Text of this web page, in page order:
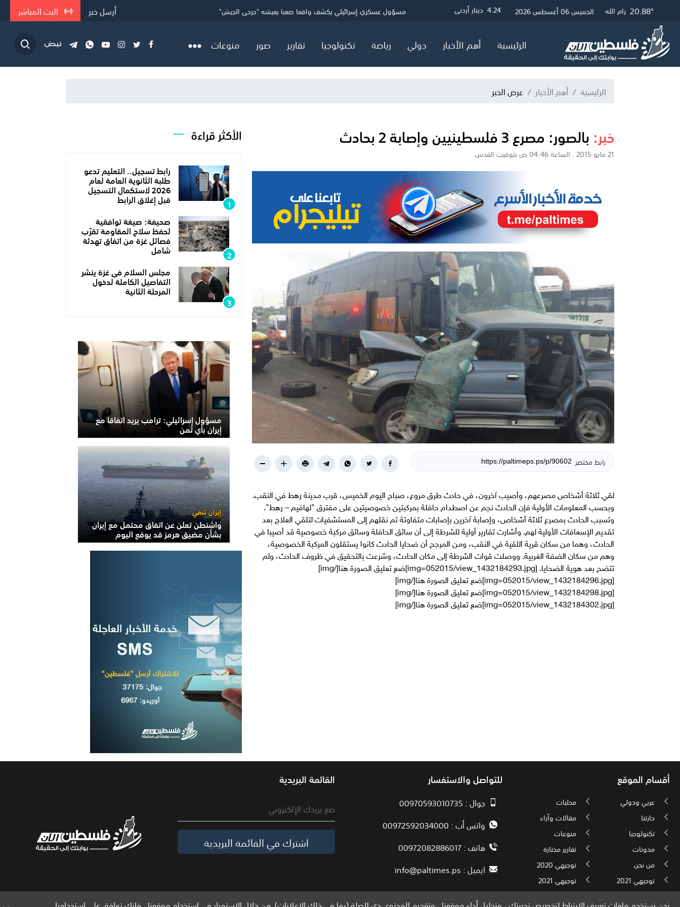
26.72° غزة 21.12° القدس 20.88° رام الله الخميس 06 أغسطس 2026 3 دولار أمريكي4.05 جنيه إسترليني 4.24 دينار أردني بعد الأزمة.. إنفانتينو يعقد اجتماعا طارئا مع كبار مسؤولي "الفيفا" في ا...
الاحتلال يفرج عن 24 أسيرًا من غزة
مسؤول عسكري إسرائيلي يكشف واقعا صعبا يعيشه "جرحى الجيش" أرسل خبر البث المباشر
الرئيسية أهم الأخبار دولي رياضة تكنولوجيا تقارير صور منوعات
الرئيسية أهم الأخبار عرض الخبر
خبر: بالصور: مصرع 3 فلسطينيين وإصابة 2 بحادث
21 مايو 2015 . الساعة 04:46 ص بتوقيت القدس
رابط مختصر
لقي ثلاثة أشخاص مصرعهم، وأصيب آخرون، في حادث طرق مروع، صباح اليوم الخميس، قرب مدينة رهط في النقب.
وبحسب المعلومات الأولية فإن الحادث نجم عن اصطدام حافلة بمركبتين خصوصيتين على مفترق "لهافيم – رهط".
وتسبب الحادث بمصرع ثلاثة أشخاص، وإصابة آخرين بإصابات متفاوتة تم نقلهم إلى المستشفيات لتلقي العلاج بعد
تقديم الإسعافات الأولية لهم. وأشارت تقارير أولية للشرطة إلى أن سائق الحافلة وسائق مركبة خصوصية قد أصيبا في
الحادث، وهما من سكان قرية اللقية في النقب، ومن المرجح أن ضحايا الحادث كانوا يستقلون المركبة الخصوصية،
وهم من سكان الضفة الغربية. ووصلت قوات الشرطة إلى مكان الحادث، وشرعت بالتحقيق في ظروف الحادث، ولم
تتضح بعد هوية الضحايا. [img=052015/view_1432184293.jpg]ضع تعليق الصورة هنا[/img]
[img=052015/view_1432184296.jpg]ضع تعليق الصورة هنا[/img]
[img=052015/view_1432184298.jpg]ضع تعليق الصورة هنا[/img]
[img=052015/view_1432184302.jpg]ضع تعليق الصورة هنا[/img]
الأكثر قراءة
رابط تسجيل.. التعليم تدعو
طلبة الثانوية العامة لعام
2026 لاستكمال التسجيل
قبل إغلاق الرابط
صحيفة: صيغة توافقية
لحفظ سلاح المقاومة تقرّب
فصائل غزة من اتفاق تهدئة
شامل
مجلس السلام فى غزة ينشر
التفاصيل الكاملة لدخول
المرحلة الثانية
مسؤول إسرائيلي: ترامب يريد اتفاقا مع
إيران بأي ثمن
إيران تنفي
واشنطن تعلن عن اتفاق محتمل مع إيران
بشأن مضيق هرمز قد يوقع اليوم
أقسام الموقع
عربي ودولي
محليات
حارتنا
مقالات وآراء
تكنولوجيا
منوعات
مدونات
تقارير مختارة
من نحن
توجيهي 2020
توجيهي 2021
توجيهي 2021
للتواصل والاستفسار
جوال : 00970593010735
واتس أب : 00972592034000
هاتف : 00972082886017
ايميل :info@paltimes.ps
القائمة البريدية
اشترك في القائمة البريدية